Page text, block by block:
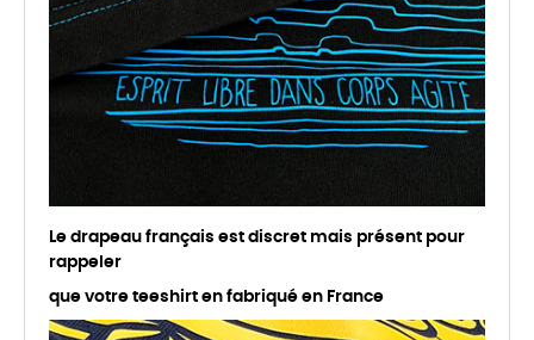
Le drapeau français est discret mais présent pour
rappeler
que votre teeshirt en fabriqué en France